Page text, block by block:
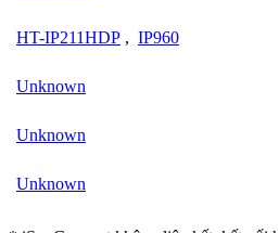
HT-IP211HDP , IP960
Unknown
Unknown
Unknown